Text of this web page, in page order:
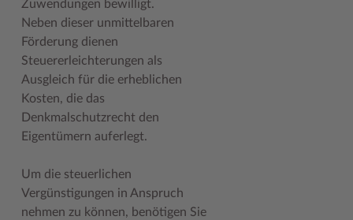
Geodatenportale (Kreiskarte)
Kfz-Zulassung
Kontakt / Öffnungszeiten
Lebenslagen
Leistungen
Lexikon
Publikationen
Fotoarchiv
Hitzeschutz
Klimaanpassungskonzept
Kreistag Sitzungskalender
Lokales Wetter
Newsletter
Pressemeldungen
Kreispräsident
Kreistag und Ausschüsse
Kreistag Sitzungskalender
Kreisverwaltung
Landrat
Sonderbereiche
Stabsbereiche
Offene Stellen
Praktika und FSJ
Weiterbildung beim Kreis Stormarn
Wen wir suchen
Klimaschutz beim Kreis Stormarn
Projekt e-Gewerbe
Stormarner Bündnis für bezahlbares Wohnen
Wirtschafts- und Aufbaugesellschaft Stormarn
Zahlen, Daten, Fakten
Kulturelle Einrichtungen
Museen
Naturschutzgebiete
Radwandern
Storchenhorste
Lieblingsplätze in der Metropolregion
Termine und Veranstaltungen
Zuwendungen bewilligt.
Neben dieser unmittelbaren
Förderung dienen
Steuererleichterungen als
Ausgleich für die erheblichen
Kosten, die das
Denkmalschutzrecht den
Eigentümern auferlegt.
Um die steuerlichen
Vergünstigungen in Anspruch
nehmen zu können, benötigen Sie